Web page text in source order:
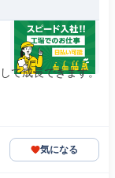
て成長できます。
気になる